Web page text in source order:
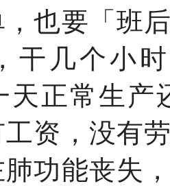
也要「班
干几个小
天正常生产
资，没有
功能丧失